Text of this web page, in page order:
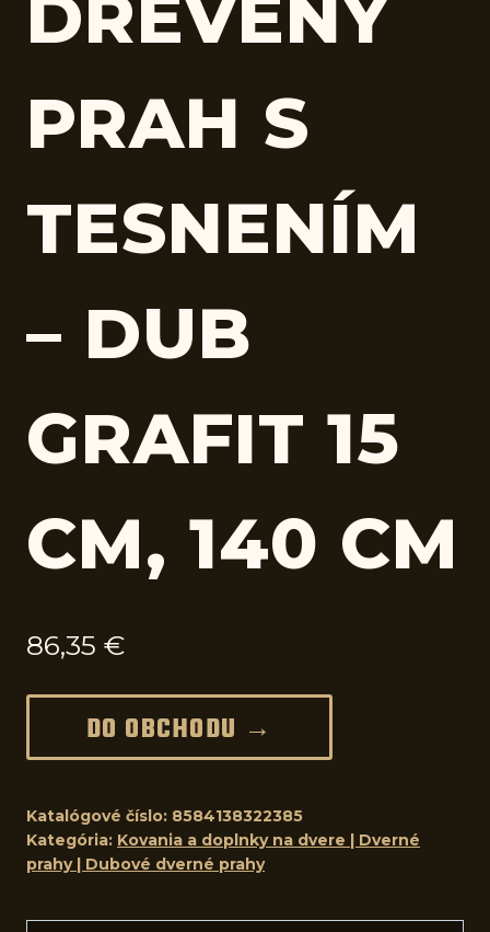
DREVENÝ
PRAH S
TESNENÍM
– DUB
GRAFIT 15
CM, 140 CM
86,35 €
DO OBCHODU →
Katalógové číslo: 8584138322385
Kategória: Kovania a doplnky na dvere | Dverné
prahy | Dubové dverné prahy